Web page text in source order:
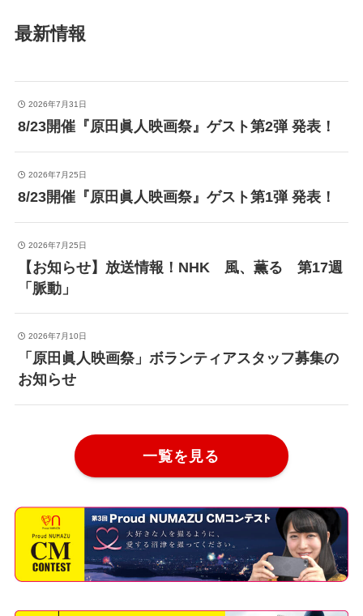
最新情報
2026年7月31日
8/23開催『原田眞人映画祭』ゲスト第2弾 発表！
2026年7月25日
8/23開催『原田眞人映画祭』ゲスト第1弾 発表！
2026年7月25日
【お知らせ】放送情報！NHK 風、薫る 第17週
「脈動」
2026年7月10日
「原田眞人映画祭」ボランティアスタッフ募集の
お知らせ
一覧を見る